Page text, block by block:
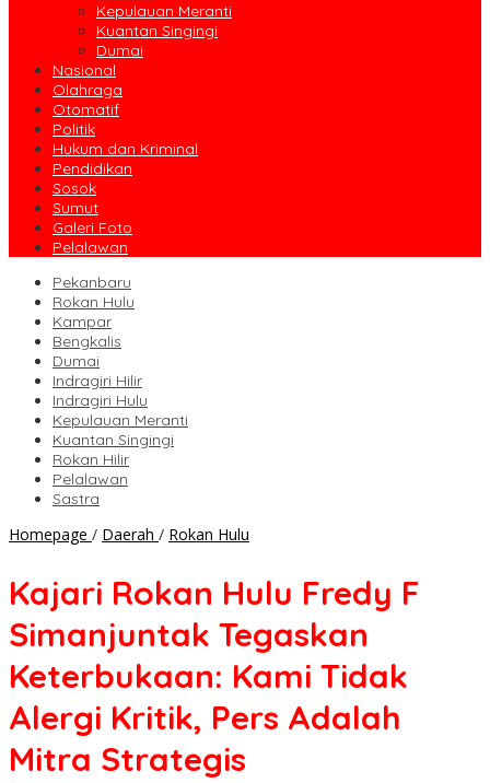
Kepulauan Meranti
Kuantan Singingi
Dumai
Nasional
Olahraga
Otomatif
Politik
Hukum dan Kriminal
Pendidikan
Sosok
Sumut
Galeri Foto
Pelalawan
Pekanbaru
Rokan Hulu
Kampar
Bengkalis
Dumai
Indragiri Hilir
Indragiri Hulu
Kepulauan Meranti
Kuantan Singingi
Rokan Hilir
Pelalawan
Sastra
Homepage / Daerah / Rokan Hulu
Fredy
Simanjuntak
Tegaskan
Keterbukaan:
Tidak
Kajari Rokan Hulu Fredy F
Simanjuntak Tegaskan
Keterbukaan: Kami Tidak
Alergi Kritik, Pers Adalah
Mitra Strategis